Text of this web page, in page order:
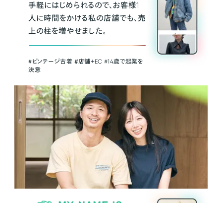
手軽にはじめられるので、お客様1
人に時間をかける私の店舗でも、売
上の柱を増やせました。
#ビンテージ古着 ＃店舗＋EC #14歳で起業を
決意